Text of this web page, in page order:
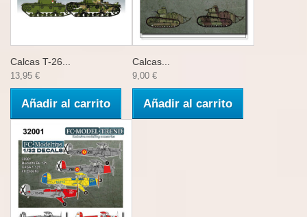
Calcas T-26...
13,95 €
Añadir al carrito
Calcas...
9,00 €
Añadir al carrito